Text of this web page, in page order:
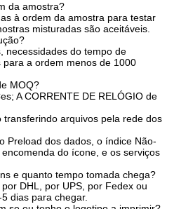
da amostra?
à ordem da amostra para testar
misturadas são aceitáveis.
necessidades do tempo de
a ordem menos de 1000
MOQ?
A CORRENTE DE RELÓGIO de
transferindo arquivos pela rede dos
Preload dos dados, o índice Não-
do ícone, e os serviços
e quanto tempo tomada chega?
DHL, por UPS, por Fedex ou
dias para chegar.